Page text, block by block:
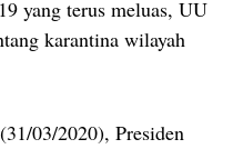
yang terus meluas, UU
karantina wilayah
03/2020), Presiden